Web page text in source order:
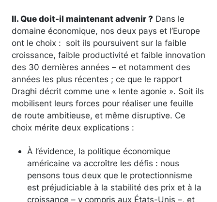
II. Que doit-il maintenant advenir ? Dans le
domaine économique, nos deux pays et l’Europe
ont le choix : soit ils poursuivent sur la faible
croissance, faible productivité et faible innovation
des 30 dernières années – et notamment des
années les plus récentes ; ce que le rapport
Draghi décrit comme une « lente agonie ». Soit ils
mobilisent leurs forces pour réaliser une feuille
de route ambitieuse, et même disruptive. Ce
choix mérite deux explications :
À l’évidence, la politique économique
américaine va accroître les défis : nous
pensons tous deux que le protectionnisme
est préjudiciable à la stabilité des prix et à la
croissance – y compris aux États-Unis –, et